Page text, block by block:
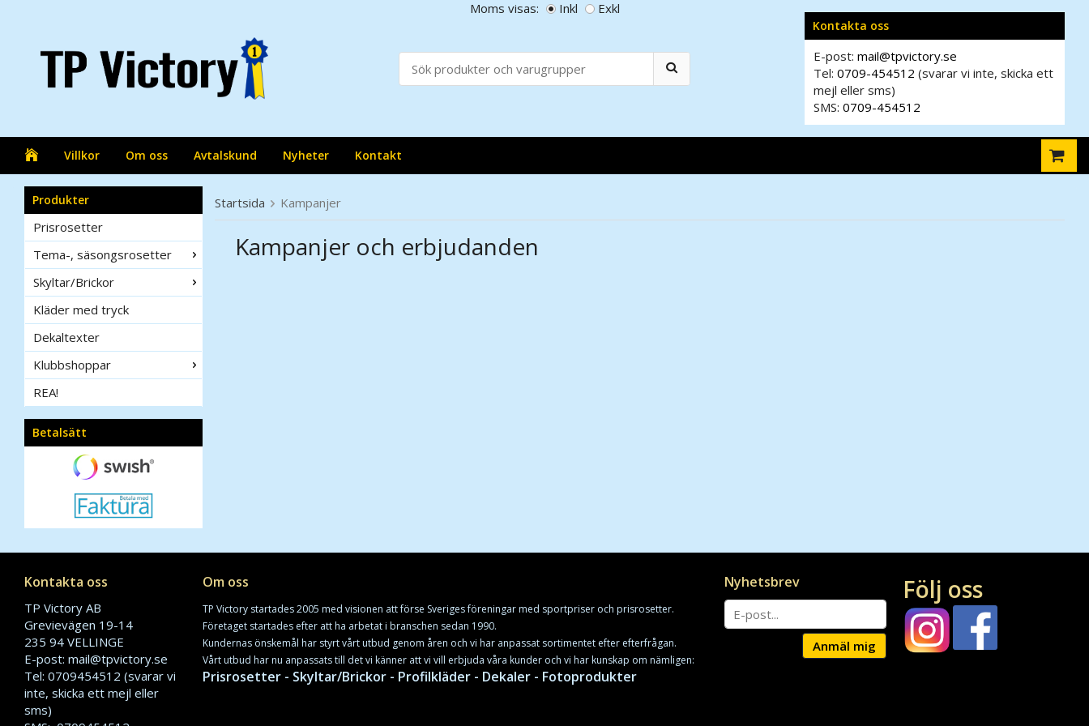
Kontakta oss
E-post: mail@tpvictory.se
Tel: 0709-454512 (svarar vi inte, skicka ett
mejl eller sms)
SMS: 0709-454512
Moms visas: Inkl Exkl
Villkor Om oss Avtalskund Nyheter Kontakt
Produkter
Prisrosetter
Tema-, säsongsrosetter
Skyltar/Brickor
Kläder med tryck
Dekaltexter
Klubbshoppar
REA!
Betalsätt
Startsida Kampanjer
Kampanjer och erbjudanden
Kontakta oss
TP Victory AB
Grevievägen 19-14
235 94 VELLINGE
E-post: mail@tpvictory.se
Tel: 0709454512 (svarar vi
inte, skicka ett mejl eller
sms)
Följ oss
Nyhetsbrev
Anmäl mig
Om oss
TP Victory startades 2005 med visionen att förse Sveriges föreningar med sportpriser och prisrosetter.
Företaget startades efter att ha arbetat i branschen sedan 1990.
Kundernas önskemål har styrt vårt utbud genom åren och vi har anpassat sortimentet efter efterfrågan.
Vårt utbud har nu anpassats till det vi känner att vi vill erbjuda våra kunder och vi har kunskap om nämligen:
Prisrosetter - Skyltar/Brickor - Profilkläder - Dekaler - Fotoprodukter